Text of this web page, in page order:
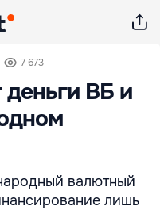
7 673
ВБ и
валютный
лишь